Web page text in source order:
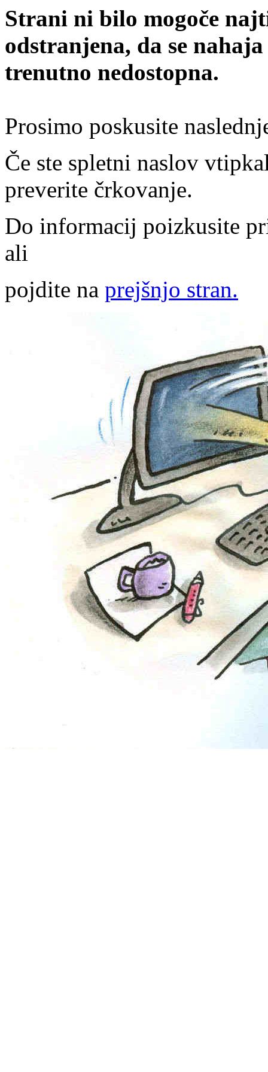
Strani ni bilo mogoče
odstranjena, da se
trenutno nedostopna.
Prosimo poskusite
Če ste spletni naslov
preverite črkovanje.
Do informacij poizkusite
ali
pojdite na prejšnjo stran.